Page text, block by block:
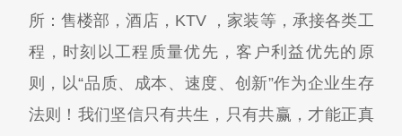
所：售楼部，酒店，KTV ，家装等，承接各类工
程，时刻以工程质量优先，客户利益优先的原
则，以“品质、成本、速度、创新”作为企业生存
法则！我们坚信只有共生，只有共赢，才能正真